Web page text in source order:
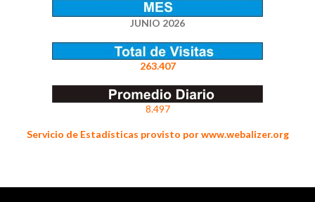
JUNIO 2026
263.407
8.497
Servicio de Estadísticas provisto por www.webalizer.org